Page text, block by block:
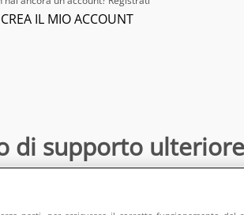
CREA IL MIO ACCOUNT
di supporto